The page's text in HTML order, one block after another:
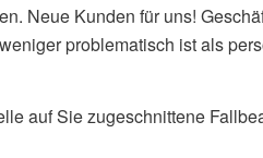
Neue Kunden für uns!
problematisch ist als
auf Sie zugeschnittene